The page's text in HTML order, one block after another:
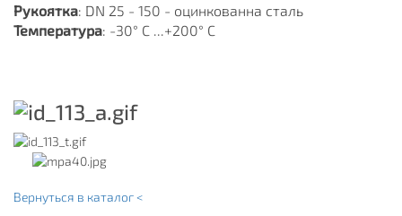
Рукоятка: DN 25 - 150 - оцинкованна сталь
Температура: -30° С ...+200° С
Вернуться в каталог <